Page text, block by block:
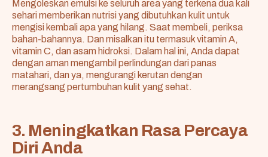
Mengoleskan emulsi ke seluruh area yang terkena dua kali
sehari memberikan nutrisi yang dibutuhkan kulit untuk
mengisi kembali apa yang hilang. Saat membeli, periksa
bahan-bahannya. Dan misalkan itu termasuk vitamin A,
vitamin C, dan asam hidroksi. Dalam hal ini, Anda dapat
dengan aman mengambil perlindungan dari panas
matahari, dan ya, mengurangi kerutan dengan
merangsang pertumbuhan kulit yang sehat.
3. Meningkatkan Rasa Percaya
Diri Anda